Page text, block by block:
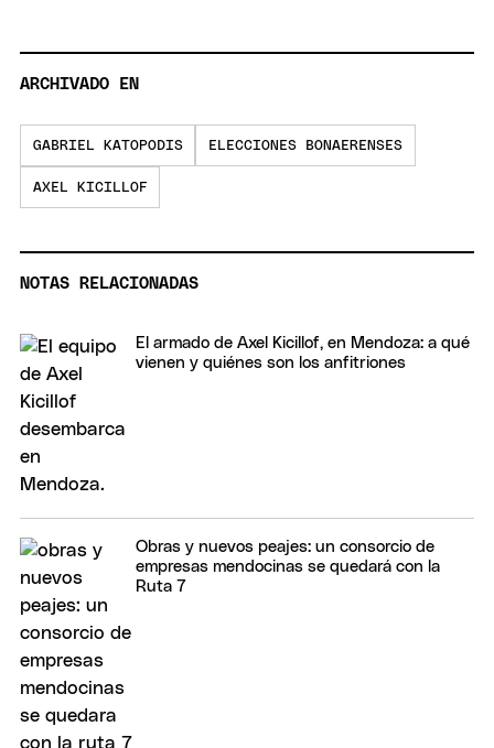
ARCHIVADO EN
GABRIEL KATOPODIS ELECCIONES BONAERENSES
AXEL KICILLOF
NOTAS RELACIONADAS
El armado de Axel Kicillof, en Mendoza: a qué
vienen y quiénes son los anfitriones
Obras y nuevos peajes: un consorcio de
empresas mendocinas se quedará con la
Ruta 7